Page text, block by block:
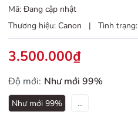
Mã: Đang cập nhật
Thương hiệu: Canon | Tình trạng:
3.500.000₫
Độ mới: Như mới 99%
Như mới 99% ...